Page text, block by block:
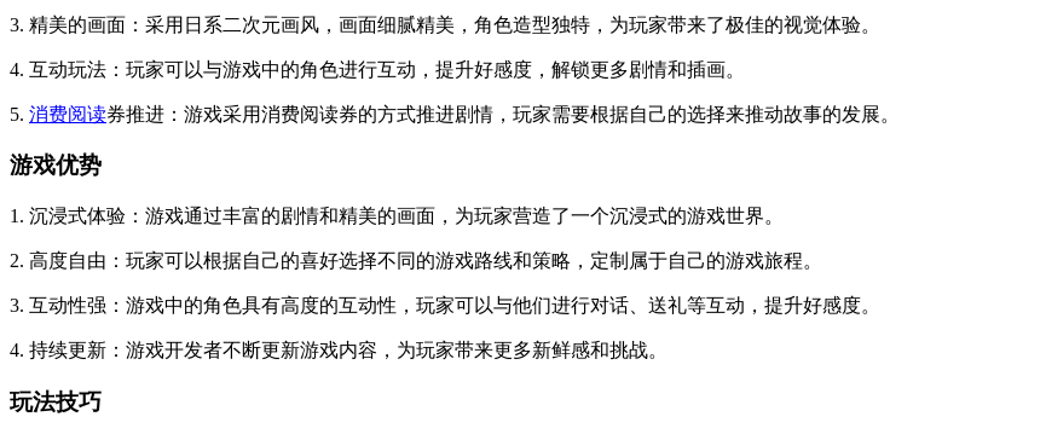
3. 精美的画面：采用日系二次元画风，画面细腻精美，角色造型独特，为玩家带来了极佳的视觉体验。
4. 互动玩法：玩家可以与游戏中的角色进行互动，提升好感度，解锁更多剧情和插画。
5. 消费阅读券推进：游戏采用消费阅读券的方式推进剧情，玩家需要根据自己的选择来推动故事的发展。
游戏优势
1. 沉浸式体验：游戏通过丰富的剧情和精美的画面，为玩家营造了一个沉浸式的游戏世界。
2. 高度自由：玩家可以根据自己的喜好选择不同的游戏路线和策略，定制属于自己的游戏旅程。
3. 互动性强：游戏中的角色具有高度的互动性，玩家可以与他们进行对话、送礼等互动，提升好感度。
4. 持续更新：游戏开发者不断更新游戏内容，为玩家带来更多新鲜感和挑战。
玩法技巧